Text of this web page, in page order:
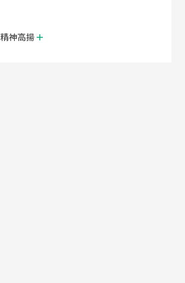
精神高揚 ＋